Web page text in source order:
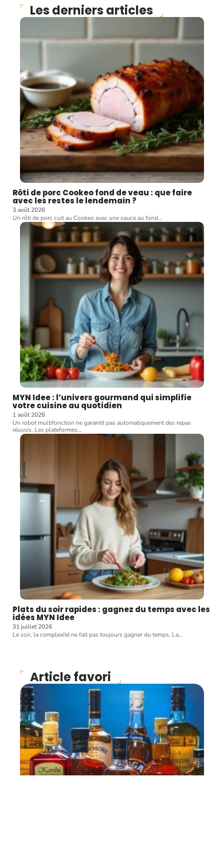
Les derniers articles
Rôti de porc Cookeo fond de veau : que faire
avec les restes le lendemain ?
3 août 2026
Un rôti de porc cuit au Cookeo avec une sauce au fond…
MYN Idee : l’univers gourmand qui simplifie
votre cuisine au quotidien
1 août 2026
Un robot multifonction ne garantit pas automatiquement des repas
réussis. Les plateformes…
Plats du soir rapides : gagnez du temps avec les
idées MYN Idee
31 juillet 2026
Le soir, la complexité ne fait pas toujours gagner du temps. La…
Article favori